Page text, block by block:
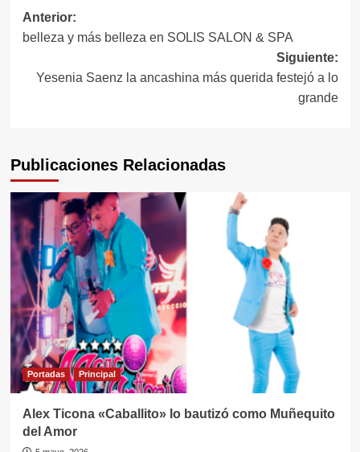
Navegación
de
entradas
Anterior:
belleza y más belleza en SOLIS SALON & SPA
Siguiente:
Yesenia Saenz la ancashina más querida festejó a lo
grande
Publicaciones Relacionadas
Portadas Principal
Alex Ticona «Caballito» lo bautizó como Muñequito
del Amor